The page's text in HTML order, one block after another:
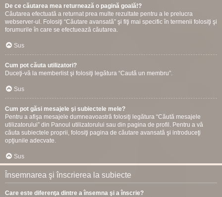
De ce căutarea mea returnează o pagină goală!?
Căutarea efectuată a returnat prea multe rezultate pentru a le prelucra
webserver-ul. Folosiţi “Căutare avansată” şi fiţi mai specific în termenii folosiţi şi
forumurile în care se efectuează căutarea.
Sus
Cum pot căuta utilizatori?
Duceţi-vă la memberlist şi folosiţi legătura “Caută un membru”.
Sus
Cum pot găsi mesajele şi subiectele mele?
Pentru a afişa mesajele dumneavoastră folosiţi legătura “Căută mesajele
utilizatorului” din Panoul utilizatorului sau din pagina de profil. Pentru a vă
căuta subiectele proprii, folosiţi pagina de căutare avansată şi introduceţi
opţiunile adecvate.
Sus
Însemnarea şi înscrierea la subiecte
Care este diferenţa dintre a însemna şi a înscrie?